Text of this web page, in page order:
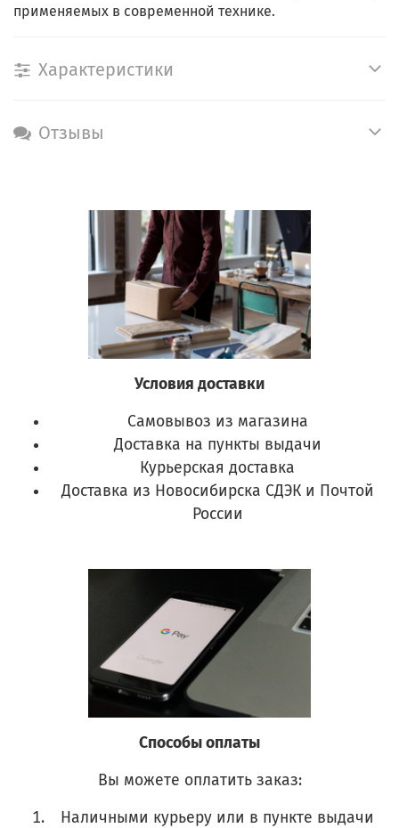
применяемых в современной технике.
Характеристики
Отзывы
Условия доставки
Самовывоз из магазина
Доставка на пункты выдачи
Курьерская доставка
Доставка из Новосибирска СДЭК и Почтой
России
Способы оплаты
Вы можете оплатить заказ:
Наличными курьеру или в пункте выдачи